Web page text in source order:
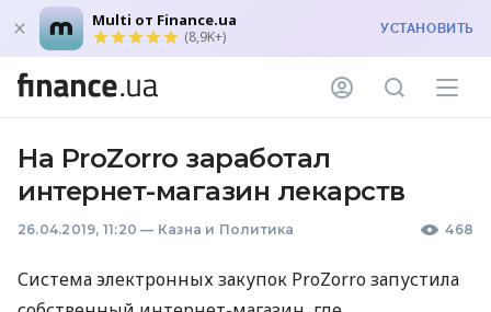
Multi от Finance.ua
(8,9K+) УСТАНОВИТЬ
На ProZorro заработал
интернет-магазин лекарств
26.04.2019, 11:20 — Казна и Политика 468
Система электронных закупок ProZorro запустила